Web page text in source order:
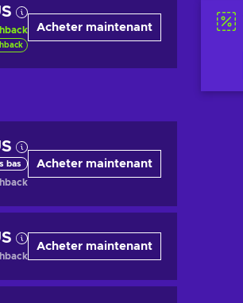
Acheter maintenant
bas Acheter maintenant
Acheter maintenant